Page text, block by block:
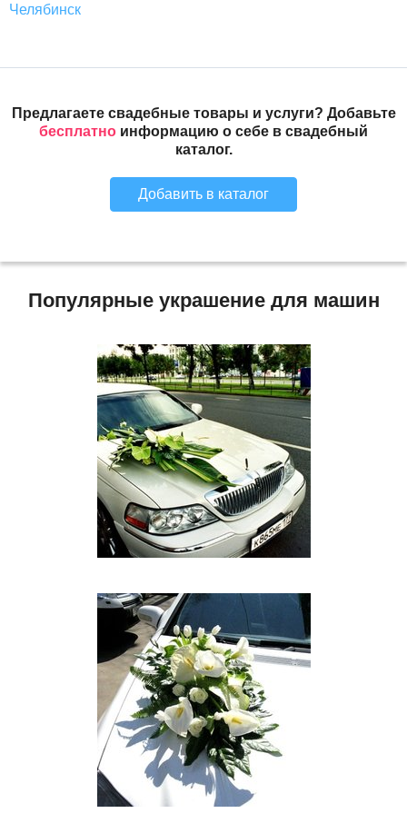
Челябинск
Предлагаете свадебные товары и услуги? Добавьте
бесплатно информацию о себе в свадебный
каталог.
Добавить в каталог
Популярные украшение для машин